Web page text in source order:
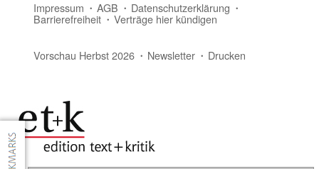
Impressum AGB Datenschutzerklärung
Barrierefreiheit Verträge hier kündigen
Vorschau Herbst 2026 Newsletter Drucken